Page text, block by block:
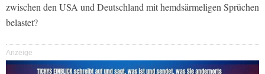
zwischen den USA und Deutschland mit hemdsärmeligen Sprüchen
belastet?
Anzeige